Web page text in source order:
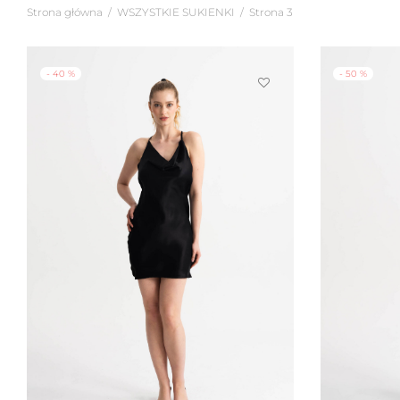
Strona główna / WSZYSTKIE SUKIENKI / Strona 3
- 40 % - 50 %